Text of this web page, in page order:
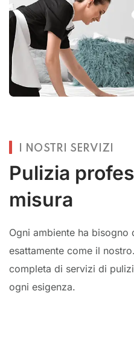
I NOSTRI SERVIZI
Pulizia
misura
Ogni ambiente ha bisogno
esattamente come il
completa di servizi di
ogni esigenza.